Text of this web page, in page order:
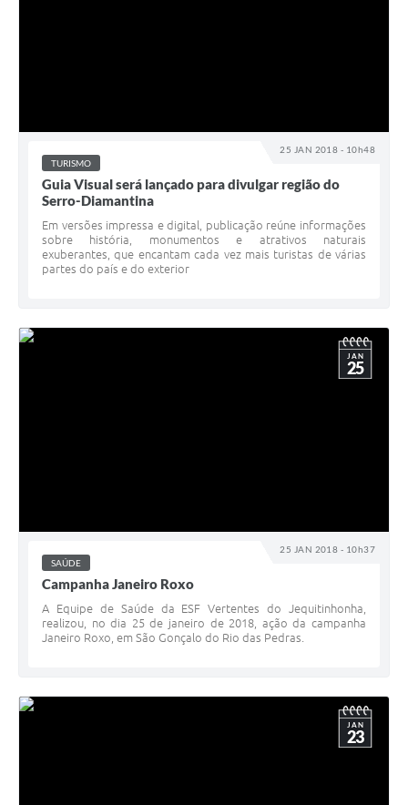
25 JAN 2018 - 10h48
TURISMO
Guia Visual será lançado para divulgar região do
Serro-Diamantina
Em versões impressa e digital, publicação reúne informações
sobre história, monumentos e atrativos naturais
exuberantes, que encantam cada vez mais turistas de várias
partes do país e do exterior
25 JAN 2018 - 10h37
JAN
25
SAÚDE
Campanha Janeiro Roxo
A Equipe de Saúde da ESF Vertentes do Jequitinhonha,
realizou, no dia 25 de janeiro de 2018, ação da campanha
Janeiro Roxo, em São Gonçalo do Rio das Pedras.
JAN
23